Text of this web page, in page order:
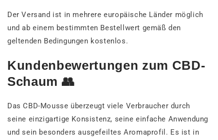
Der Versand ist in mehrere europäische Länder möglich
und ab einem bestimmten Bestellwert gemäß den
geltenden Bedingungen kostenlos.
Kundenbewertungen zum CBD-
Schaum 👥
Das CBD-Mousse überzeugt viele Verbraucher durch
seine einzigartige Konsistenz, seine einfache Anwendung
und sein besonders ausgefeiltes Aromaprofil. Es ist in